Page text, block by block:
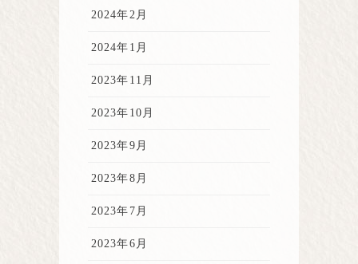
2024年2月
2024年1月
2023年11月
2023年10月
2023年9月
2023年8月
2023年7月
2023年6月